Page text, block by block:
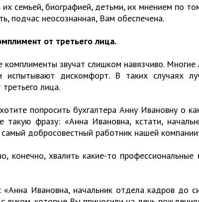
их семьей, биографией, детьми, их мнением по
подчас неосознанная, Вам обеспечена.
от третьего лица.
комплименты звучат слишком навязчиво.
испытывают дискомфорт. В таких случаях
лица.
попросить бухгалтера Анну Ивановну о
такую фразу: «Анна Ивановна, кстати,
добросовестный работник нашей
конечно, хвалить какие-то
«Анна Ивановна, начальник отдела кадров до